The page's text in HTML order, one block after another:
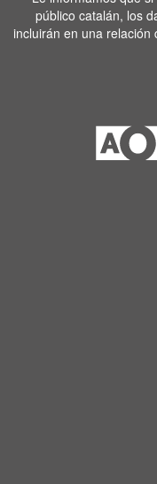
público catalán, los
incluirán en una relación